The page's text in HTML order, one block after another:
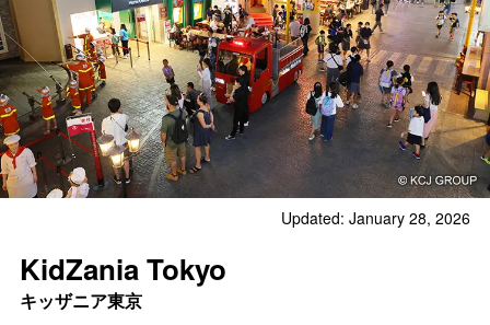
Updated: January 28, 2026
KidZania Tokyo
キッザニア東京